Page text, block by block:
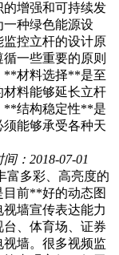
增强和可持续发
一种绿色能源设
控立杆的设计原
一些重要的原则
**材料选择**是至
料能够延长立杆
**结构稳定性**是
能够承受各种天
：2018-07-01
富多彩、高亮度的
目前**好的动态图
墙宣传表达能力
、体育场、证券
墙。很多视频监